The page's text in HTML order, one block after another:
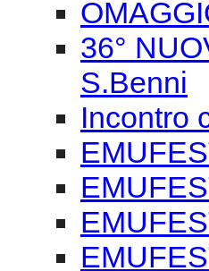
36°
S.Benni
Incontro